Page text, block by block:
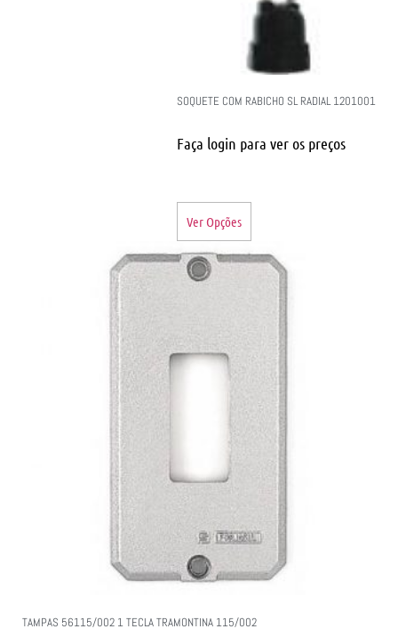
SOQUETE COM RABICHO SL RADIAL 1201001
Faça login para ver os preços
Ver Opções
TAMPAS 56115/002 1 TECLA TRAMONTINA 115/002